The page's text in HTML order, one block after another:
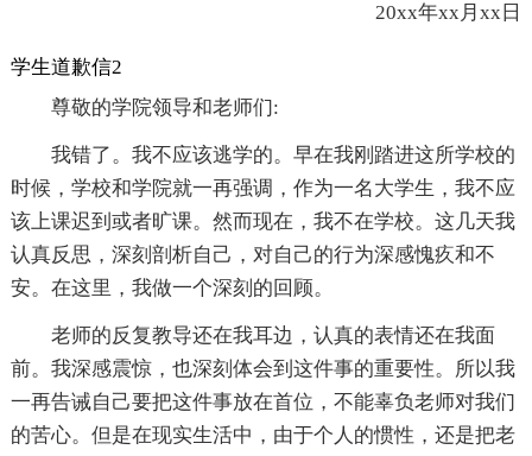
20xx年xx月xx日
学生道歉信2
尊敬的学院领导和老师们:
我错了。我不应该逃学的。早在我刚踏进这所学校的
时候，学校和学院就一再强调，作为一名大学生，我不应
该上课迟到或者旷课。然而现在，我不在学校。这几天我
认真反思，深刻剖析自己，对自己的行为深感愧疚和不
安。在这里，我做一个深刻的回顾。
老师的反复教导还在我耳边，认真的表情还在我面
前。我深感震惊，也深刻体会到这件事的重要性。所以我
一再告诫自己要把这件事放在首位，不能辜负老师对我们
的苦心。但是在现实生活中，由于个人的惯性，还是把老